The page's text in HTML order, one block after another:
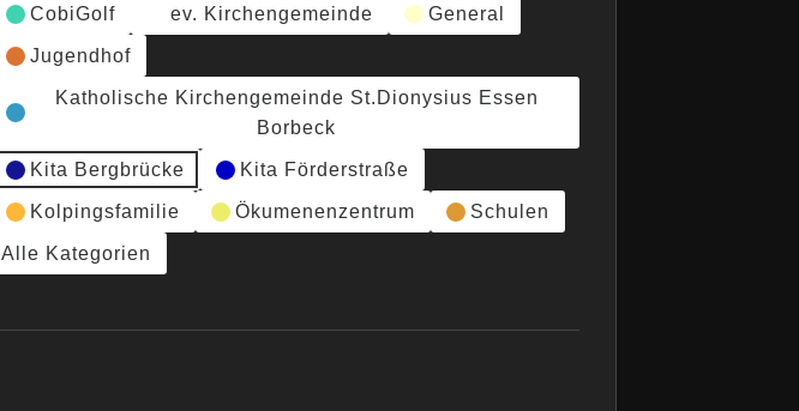
CobiGolf ev. Kirchengemeinde General
Jugendhof
Katholische Kirchengemeinde St.Dionysius Essen
Borbeck
Kita Bergbrücke Kita Förderstraße
Kolpingsfamilie Ökumenenzentrum Schulen
Alle Kategorien